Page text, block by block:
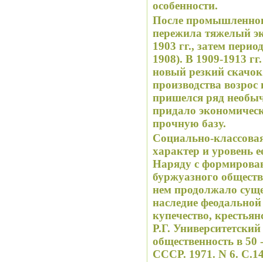
особенности.
После
пережила тяжелый
1903 гг., затем
1908). В 1909-1913
новый резкий
производства
пришелся ряд
придало
прочную базу.
Социально-
характер и уровень
Наряду с
буржуазного
нем продолжало
наследие
купечество,
Р.Г.
общественность в
СССР. 1971. N 6.